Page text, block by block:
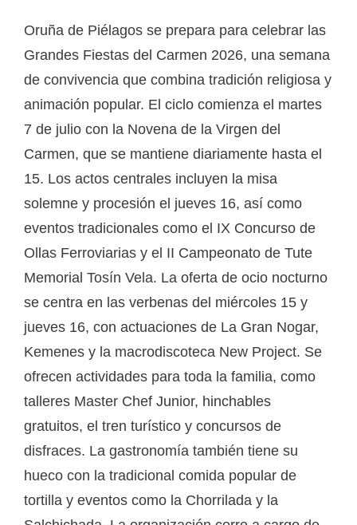
Oruña de Piélagos se prepara para celebrar las
Grandes Fiestas del Carmen 2026, una semana
de convivencia que combina tradición religiosa y
animación popular. El ciclo comienza el martes
7 de julio con la Novena de la Virgen del
Carmen, que se mantiene diariamente hasta el
15. Los actos centrales incluyen la misa
solemne y procesión el jueves 16, así como
eventos tradicionales como el IX Concurso de
Ollas Ferroviarias y el II Campeonato de Tute
Memorial Tosín Vela. La oferta de ocio nocturno
se centra en las verbenas del miércoles 15 y
jueves 16, con actuaciones de La Gran Nogar,
Kemenes y la macrodiscoteca New Project. Se
ofrecen actividades para toda la familia, como
talleres Master Chef Junior, hinchables
gratuitos, el tren turístico y concursos de
disfraces. La gastronomía también tiene su
hueco con la tradicional comida popular de
tortilla y eventos como la Chorrilada y la